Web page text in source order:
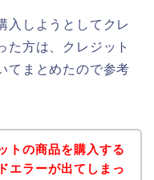
入しようとしてクレ
た方は、クレジット
てまとめたので参考
トの商品を購入する
エラーが出てしまっ